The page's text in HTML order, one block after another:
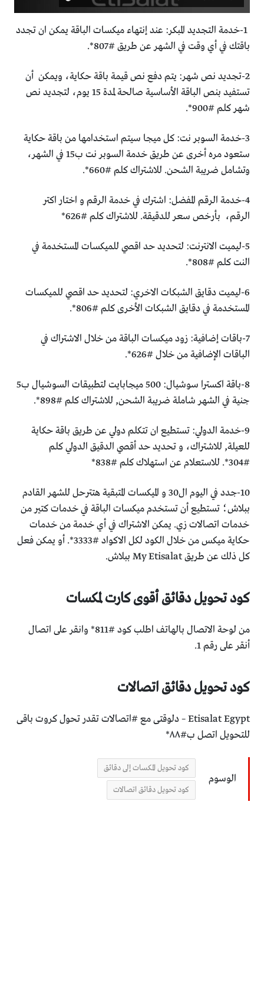
1-خدمة التجديد المبكر: عند إنتهاء ميكسات الباقة يمكن ان تجدد
باقتك في أي وقت في الشهر عن طريق #807*.
2-تجديد نص شهر: يتم دفع نص قيمة باقة حكاية، ويمكن أن
تستفيد بنص الباقة الأساسية صالحة لمدة 15 يوم، لتجديد نص
شهر كلم #900*.
3-خدمة السوبر نت: كل ميجا سيتم استخدامها من باقة حكاية
ستعود مره أخرى عن طريق خدمة السوبر نت ب15 في الشهر،
وتشامل ضريبة الشحن. للاشتراك كلم #660*.
4-خدمة الرقم المفضل: اشترك في خدمة الرقم و اختار اكتر
الرقم، بأرخص سعر للدقيقة. للاشتراك كلم #626*
5-ليميت الانترنت: لتحديد حد اقصي للميكسات المستخدمة في
النت كلم #808*.
6-ليميت دقايق الشبكات الاخري: لتحديد حد اقصي للميكسات
المستخدمة في دقايق الشبكات الأخرى كلم #806*.
7-باقات إضافية: زود ميكسات الباقة من خلال الاشتراك في
الباقات الإضافية من خلال #626*.
8-باقة اكسترا سوشيال: 500 ميجابايت لتطبيقات السوشيال ب5
جنية في الشهر شاملة ضريبة الشحن, للاشتراك كلم #898*.
9-خدمة الدولي: تستطيع ان تتكلم دولي عن طريق باقة حكاية
للعيلة, للاشتراك، و تحديد حد أقصي الدقيق الدولي كلم
#304*.
للاستعلام عن استهلاك كلم #838*
10-جدد في اليوم ال30 و الميكسات المتبقية هتترحل للشهر القادم
ببلاش؛ تستطيع أنتستخدم ميكسات الباقة في خدمات كتير من
خدمات اتصالات زي. يمكن الاشتراك في أي خدمة من خدمات
حكاية ميكس من خلال الكود لكل الاكواد #3333*.
أو يمكن فعل
كل ذلك عن طريق My Etisalat ببلاش.
كود تحويل دقائق أقوى كارت لمكسات
من لوحة الاتصال بالهاتف اطلب كود #811* وانقر على اتصال
أنقر على رقم 1.
كود تحويل دقائق اتصالات
Etisalat Egypt – دلوقتى مع #اتصالات تقدر تحول كروت باقى
للتحويل اتصل ب#٨٨*
الوسوم
كود تحويل المكسات إلى دقائق
كود تحويل دقائق اتصالات